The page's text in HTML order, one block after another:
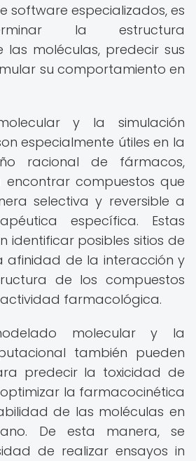
software especializados, es
la estructura
las moléculas, predecir sus
su comportamiento en
y la simulación
especialmente útiles en la
racional de fármacos,
compuestos que
selectiva y reversible a
específica. Estas
identificar posibles sitios de
afinidad de la interacción y
de los compuestos
farmacológica.
molecular y la
también pueden
predecir la toxicidad de
la farmacocinética
de las moléculas en
De esta manera, se
de realizar ensayos in